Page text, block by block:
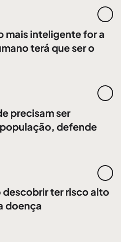
mais inteligente for a
terá que ser o
precisam ser
defende
descobrir ter risco alto
doença